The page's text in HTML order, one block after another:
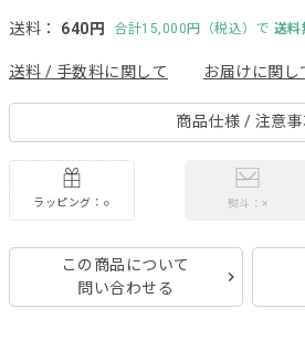
送料： 640円 合計15,000円（税込）で 送料
送料 / 手数料に関して お届けに関し
商品仕様 / 注意
ラッピング：○ 熨斗：×
この商品について
問い合わせる